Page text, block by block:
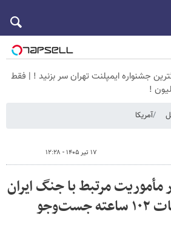
جشنواره ایمپلنت تهران سر بزنید ! | فقط
آمریکا
۱۷ تیر ۱۴۰۵ - ۱۲:۲۸
مأموریت مرتبط با جنگ ایران
جان باخت / عملیات ۱۰۲ ساعته جست‌وجو